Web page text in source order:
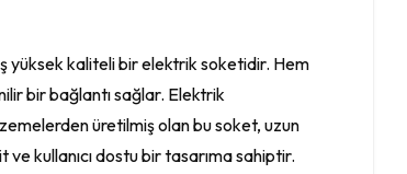
yüksek kaliteli bir elektrik soketidir. Hem
bir bağlantı sağlar. Elektrik
üretilmiş olan bu soket, uzun
kullanıcı dostu bir tasarıma sahiptir.